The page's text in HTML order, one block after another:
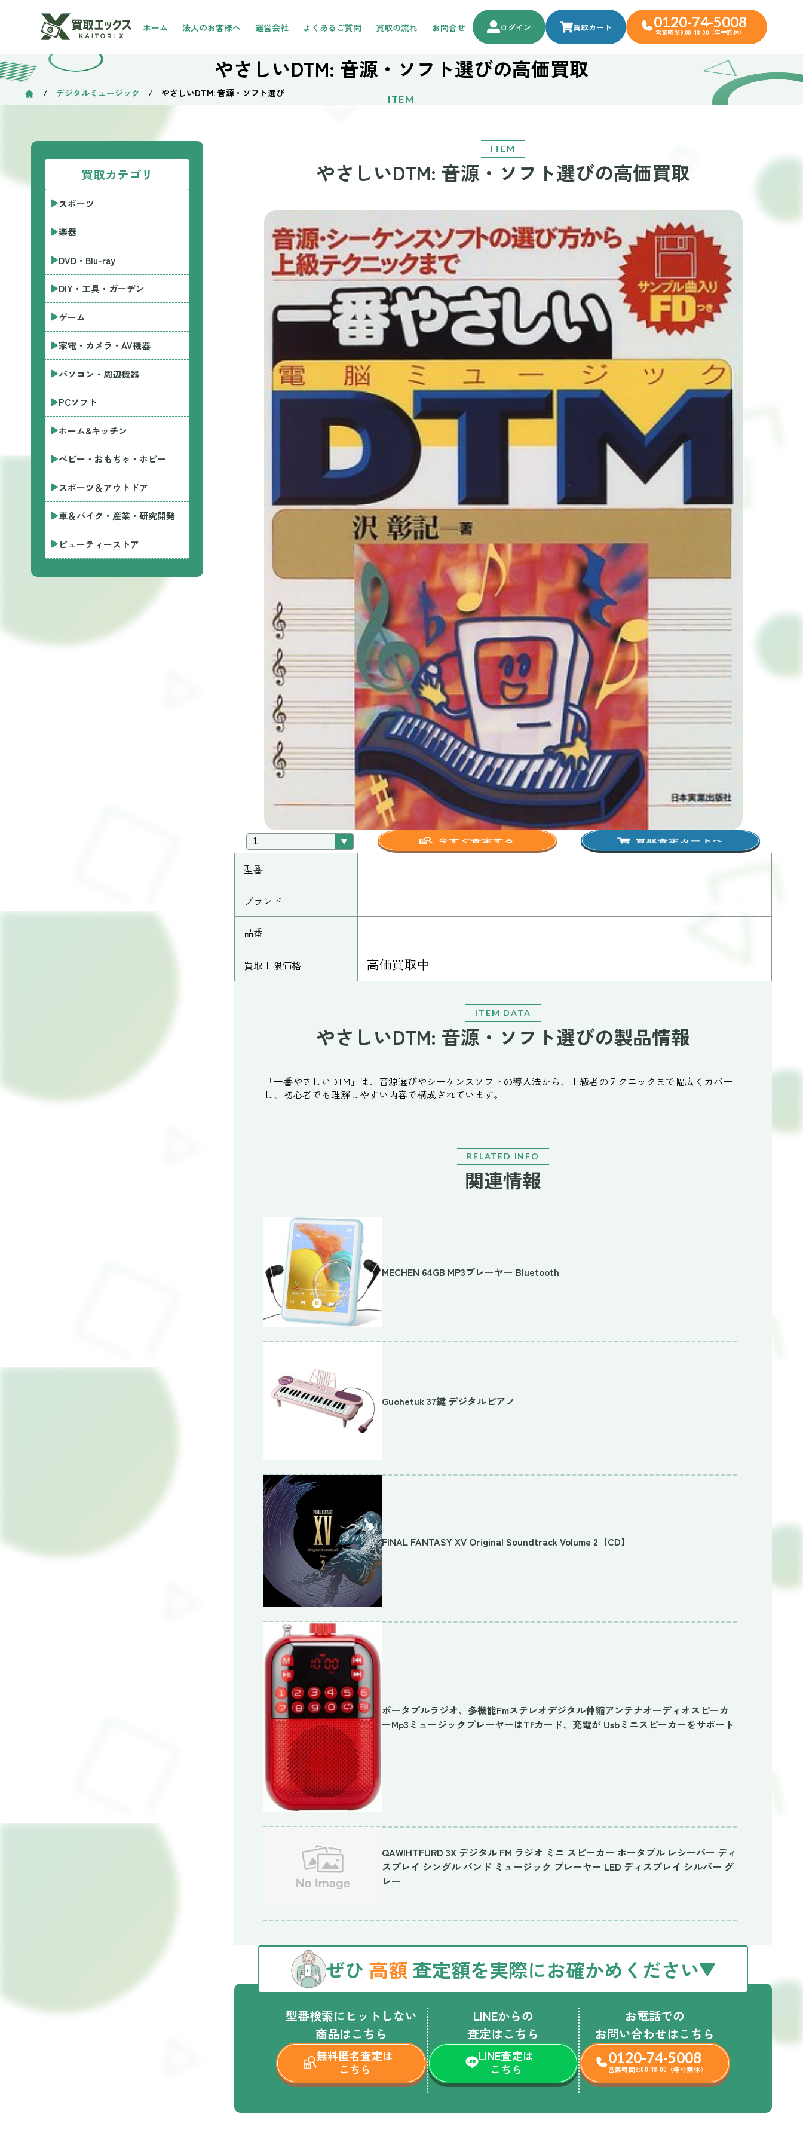
ホーム 法人のお客様へ 運営会社 よくあるご質問 買取の流れ お問合せ ログイン 買取カート 0120-74-5008
営業時間9:00-18:00（年中無休）
やさしいDTM: 音源・ソフト選びの高価買取
ITEM
/ デジタルミュージック / やさしいDTM: 音源・ソフト選び
ITEM
やさしいDTM: 音源・ソフト選びの高価買取
型番
ブランド
品番
買取上限価格 高価買取中
ITEM DATA
やさしいDTM: 音源・ソフト選びの製品情報
「一番やさしいDTM」は、音源選びやシーケンスソフトの導入法から、上級者のテクニックまで幅広くカバー
し、初心者でも理解しやすい内容で構成されています。
RELATED INFO
関連情報
MECHEN 64GB MP3プレーヤー Bluetooth
Guohetuk 37鍵 デジタルピアノ
FINAL FANTASY XV Original Soundtrack Volume 2【CD】
ポータブルラジオ、多機能Fmステレオデジタル伸縮アンテナオーディオスピーカ
ーMp3ミュージックプレーヤーはTfカード、充電が Usbミニスピーカーをサポート
QAWIHTFURD 3X デジタル FM ラジオ ミニ スピーカー ポータブル レシーバー ディ
スプレイ シングル バンド ミュージック プレーヤー LED ディスプレイ シルバー グ
レー
型番検索にヒットしない
商品はこちら
無料匿名査定は
こちら
LINEからの
査定はこちら
LINE査定は
こちら
お電話での
お問い合わせはこちら
0120-74-5008
営業時間9:00-18:00（年中無休）
ぜひ 高額 査定額を実際にお確かめください
買取カテゴリ
スポーツ
楽器
DVD・Blu-ray
DIY・工具・ガーデン
ゲーム
家電・カメラ・AV機器
パソコン・周辺機器
PCソフト
ホーム&キッチン
ベビー・おもちゃ・ホビー
スポーツ＆アウトドア
車＆バイク・産業・研究開発
ビューティーストア